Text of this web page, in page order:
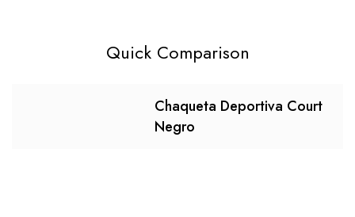
Quick Comparison
Chaqueta Deportiva Court
Negro